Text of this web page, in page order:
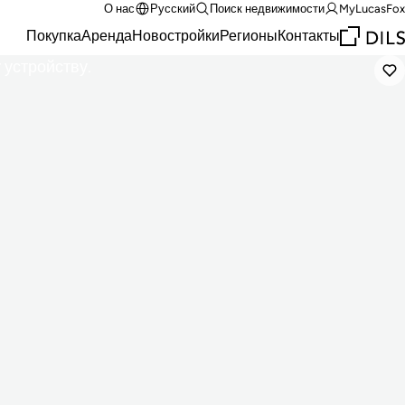
О нас Русский Поиск недвижимости MyLucasFox
ПокупкаАрендаНовостройкиРегионыКонтакты